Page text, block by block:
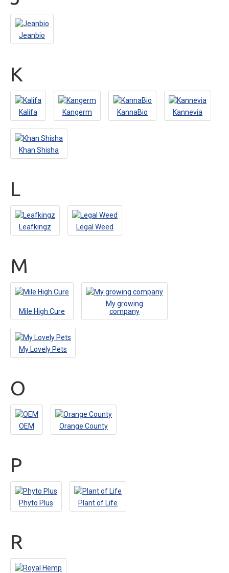
Jeanbio
K
Kalifa Kangerm KannaBio Kannevia
Khan Shisha
L
Leafkingz Legal Weed
M
Mile High Cure
My growing
company
My Lovely Pets
O
OEM Orange County
P
Phyto Plus Plant of Life
R